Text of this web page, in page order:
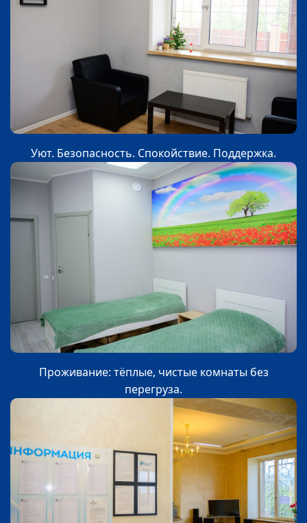
Уют. Безопасность. Спокойствие. Поддержка.
Проживание: тёплые, чистые комнаты без
перегруза.